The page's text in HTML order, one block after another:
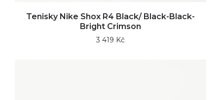
Tenisky Nike Shox R4 Black/ Black-Black-
Bright Crimson
3 419 Kč